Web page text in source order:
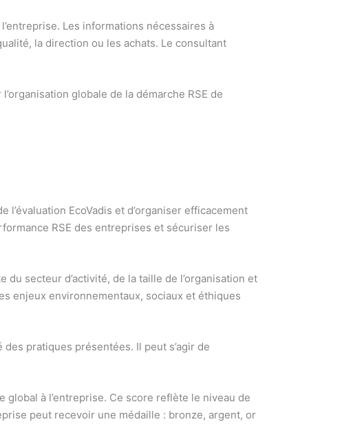
Les informations nécessaires à
la direction ou les achats. Le consultant
globale de la démarche RSE de
EcoVadis et d’organiser efficacement
RSE des entreprises et sécuriser les
secteur d’activité, de la taille de l’organisation et
enjeux environnementaux, sociaux et éthiques
pratiques présentées. Il peut s’agir de
à l’entreprise. Ce score reflète le niveau de
peut recevoir une médaille : bronze, argent, or